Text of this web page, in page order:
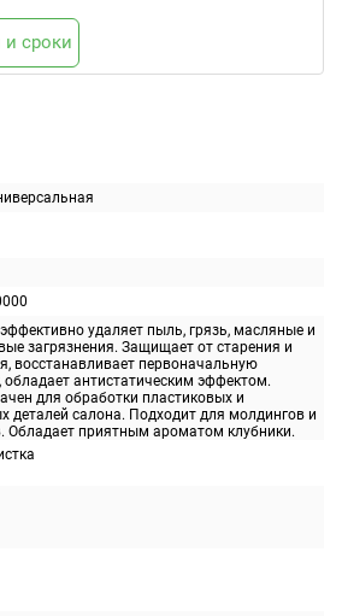
удаляет пыль, грязь, масляные и
загрязнения. Защищает от старения и
восстанавливает первоначальную
обладает антистатическим эффектом.
для обработки пластиковых и
деталей салона. Подходит для молдингов и
Обладает приятным ароматом клубники.
сроки